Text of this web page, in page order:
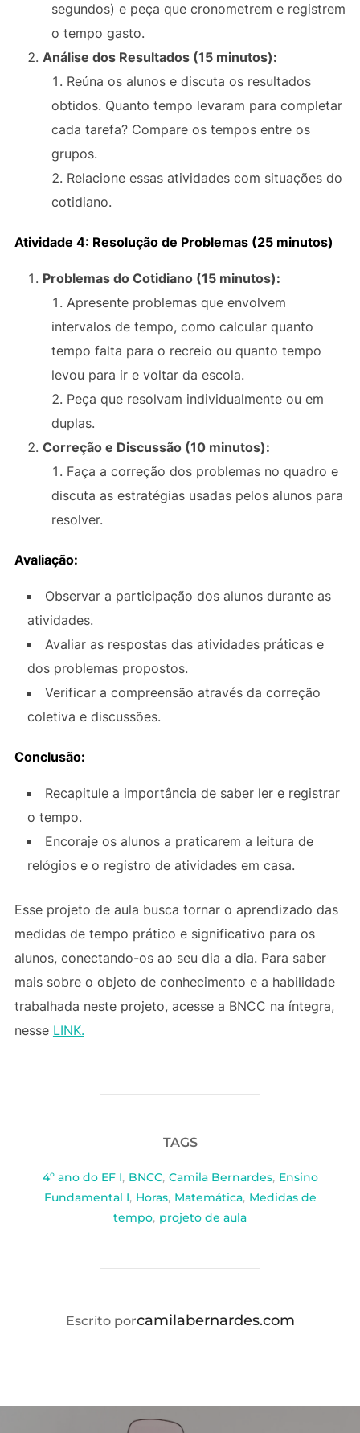
segundos) e peça que cronometrem e registrem
o tempo gasto.
Análise dos Resultados (15 minutos):
Reúna os alunos e discuta os resultados
obtidos. Quanto tempo levaram para completar
cada tarefa? Compare os tempos entre os
grupos.
Relacione essas atividades com situações do
cotidiano.
Atividade 4: Resolução de Problemas (25 minutos)
Problemas do Cotidiano (15 minutos):
Apresente problemas que envolvem
intervalos de tempo, como calcular quanto
tempo falta para o recreio ou quanto tempo
levou para ir e voltar da escola.
Peça que resolvam individualmente ou em
duplas.
Correção e Discussão (10 minutos):
Faça a correção dos problemas no quadro e
discuta as estratégias usadas pelos alunos para
resolver.
Avaliação:
Observar a participação dos alunos durante as
atividades.
Avaliar as respostas das atividades práticas e
dos problemas propostos.
Verificar a compreensão através da correção
coletiva e discussões.
Conclusão:
Recapitule a importância de saber ler e registrar
o tempo.
Encoraje os alunos a praticarem a leitura de
relógios e o registro de atividades em casa.
Esse projeto de aula busca tornar o aprendizado das
medidas de tempo prático e significativo para os
alunos, conectando-os ao seu dia a dia. Para saber
mais sobre o objeto de conhecimento e a habilidade
trabalhada neste projeto, acesse a BNCC na íntegra,
nesse LINK.
TAGS
4º ano do EF I, BNCC, Camila Bernardes, Ensino
Fundamental I, Horas, Matemática, Medidas de
tempo, projeto de aula
AUTOR DO POST
Escrito porcamilabernardes.com
Navegação